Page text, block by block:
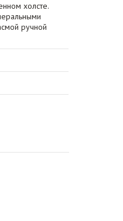
холсте.
ручной